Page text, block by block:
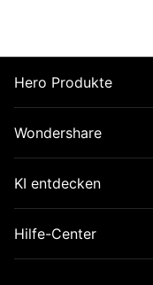
Hero Produkte
Wondershare
KI entdecken
Hilfe-Center